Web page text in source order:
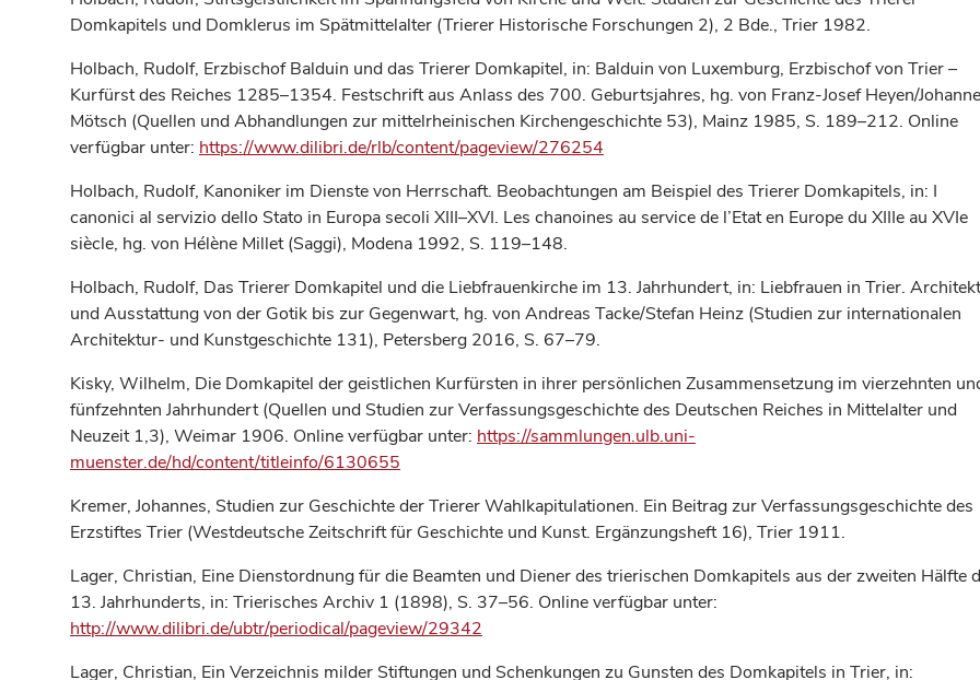
Domkapitels und Domklerus im Spätmittelalter (Trierer Historische Forschungen 2), 2 Bde., Trier 1982.
Holbach, Rudolf, Erzbischof Balduin und das Trierer Domkapitel, in: Balduin von Luxemburg, Erzbischof von Trier –
Kurfürst des Reiches 1285–1354. Festschrift aus Anlass des 700. Geburtsjahres, hg. von Franz-Josef Heyen/
Mötsch (Quellen und Abhandlungen zur mittelrheinischen Kirchengeschichte 53), Mainz 1985, S. 189–212. Online
verfügbar unter: https://www.dilibri.de/rlb/content/pageview/276254
Holbach, Rudolf, Kanoniker im Dienste von Herrschaft. Beobachtungen am Beispiel des Trierer Domkapitels, in: I
canonici al servizio dello Stato in Europa secoli XIII–XVI. Les chanoines au service de l’Etat en Europe du XIIIe au XVIe
siècle, hg. von Hélène Millet (Saggi), Modena 1992, S. 119–148.
Holbach, Rudolf, Das Trierer Domkapitel und die Liebfrauenkirche im 13. Jahrhundert, in: Liebfrauen in Trier.
und Ausstattung von der Gotik bis zur Gegenwart, hg. von Andreas Tacke/Stefan Heinz (Studien zur internationalen
Architektur- und Kunstgeschichte 131), Petersberg 2016, S. 67–79.
Kisky, Wilhelm, Die Domkapitel der geistlichen Kurfürsten in ihrer persönlichen Zusammensetzung im vierzehnten
fünfzehnten Jahrhundert (Quellen und Studien zur Verfassungsgeschichte des Deutschen Reiches in Mittelalter und
Neuzeit 1,3), Weimar 1906. Online verfügbar unter: https://sammlungen.ulb.uni-
muenster.de/hd/content/titleinfo/6130655
Kremer, Johannes, Studien zur Geschichte der Trierer Wahlkapitulationen. Ein Beitrag zur Verfassungsgeschichte des
Erzstiftes Trier (Westdeutsche Zeitschrift für Geschichte und Kunst. Ergänzungsheft 16), Trier 1911.
Lager, Christian, Eine Dienstordnung für die Beamten und Diener des trierischen Domkapitels aus der zweiten Hälfte
13. Jahrhunderts, in: Trierisches Archiv 1 (1898), S. 37–56. Online verfügbar unter:
http://www.dilibri.de/ubtr/periodical/pageview/29342
Lager, Christian, Ein Verzeichnis milder Stiftungen und Schenkungen zu Gunsten des Domkapitels in Trier, in: